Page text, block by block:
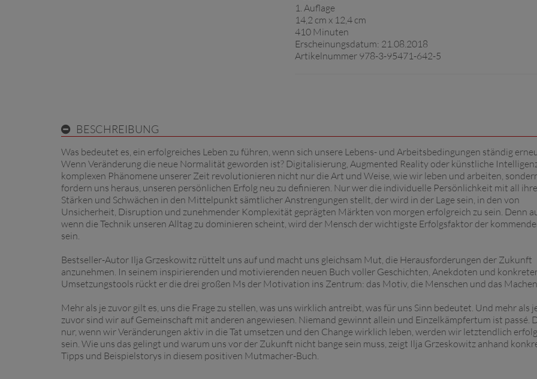
1. Auflage
14,2 cm x 12,4 cm
410 Minuten
Erscheinungsdatum: 21.08.2018
Artikelnummer 978-3-95471-642-5
BESCHREIBUNG
Was bedeutet es, ein erfolgreiches Leben zu führen, wenn sich unsere Lebens- und Arbeitsbedingungen ständig
Wenn Veränderung die neue Normalität geworden ist? Digitalisierung, Augmented Reality oder künstliche
komplexen Phänomene unserer Zeit revolutionieren nicht nur die Art und Weise, wie wir leben und arbeiten,
fordern uns heraus, unseren persönlichen Erfolg neu zu definieren. Nur wer die individuelle Persönlichkeit mit all
Stärken und Schwächen in den Mittelpunkt sämtlicher Anstrengungen stellt, der wird in der Lage sein, in den von
Unsicherheit, Disruption und zunehmender Komplexität geprägten Märkten von morgen erfolgreich zu sein. Denn
wenn die Technik unseren Alltag zu dominieren scheint, wird der Mensch der wichtigste Erfolgsfaktor der
sein.
Bestseller-Autor Ilja Grzeskowitz rüttelt uns auf und macht uns gleichsam Mut, die Herausforderungen der Zukunft
anzunehmen. In seinem inspirierenden und motivierenden neuen Buch voller Geschichten, Anekdoten und
Umsetzungstools rückt er die drei großen Ms der Motivation ins Zentrum: das Motiv, die Menschen und das
Mehr als je zuvor gilt es, uns die Frage zu stellen, was uns wirklich antreibt, was für uns Sinn bedeutet. Und mehr als
zuvor sind wir auf Gemeinschaft mit anderen angewiesen. Niemand gewinnt allein und Einzelkämpfertum ist passé.
nur, wenn wir Veränderungen aktiv in die Tat umsetzen und den Change wirklich leben, werden wir letztendlich
sein. Wie uns das gelingt und warum uns vor der Zukunft nicht bange sein muss, zeigt Ilja Grzeskowitz anhand
Tipps und Beispielstorys in diesem positiven Mutmacher-Buch.